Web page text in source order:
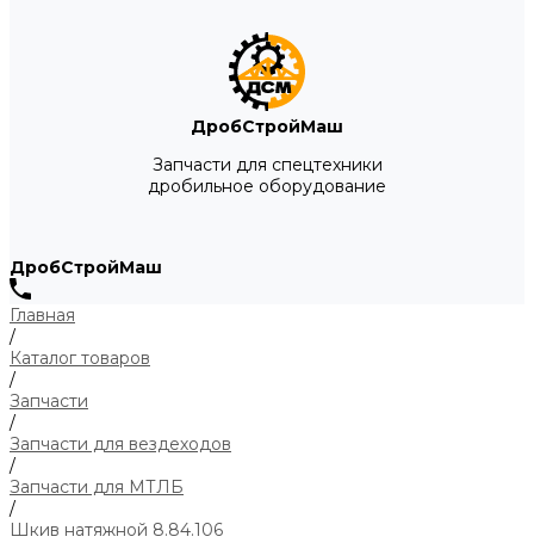
ДробСтройМаш
Запчасти для спецтехники
дробильное оборудование
ДробСтройМаш
Главная
/
Каталог товаров
/
Запчасти
/
Запчасти для вездеходов
/
Запчасти для МТЛБ
/
Шкив натяжной 8.84.106